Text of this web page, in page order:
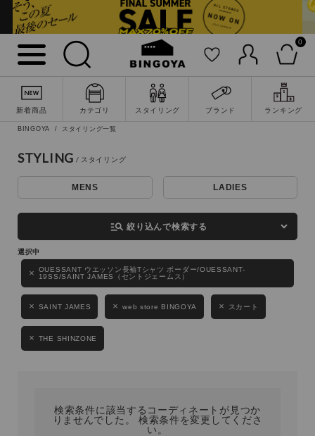
0
新着商品 カテゴリ スタイリング ブランド ランキング
詳細検索
キーワード
性別
BINGOYA スタイリング一覧
STYLING
MENS LADIES
manage_search 絞り込んで検索する
OUESSANT ウエッソン長袖Tシャツ ボーダー/OUESSANT-
19SS/SAINT JAMES（セントジェームス）
SAINT JAMES web store BINGOYA スカート
THE SHINZONE
検索条件に該当するコーディネートが見つか
りませんでした。 検索条件を変更してくださ
い。